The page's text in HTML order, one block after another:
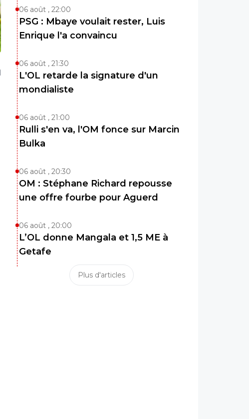
06 août , 22:00
PSG : Mbaye voulait rester, Luis
Enrique l'a convaincu
06 août , 21:30
L'OL retarde la signature d'un
mondialiste
06 août , 21:00
Rulli s'en va, l'OM fonce sur Marcin
Bulka
06 août , 20:30
OM : Stéphane Richard repousse
une offre fourbe pour Aguerd
06 août , 20:00
L’OL donne Mangala et 1,5 ME à
Getafe
Plus d'articles